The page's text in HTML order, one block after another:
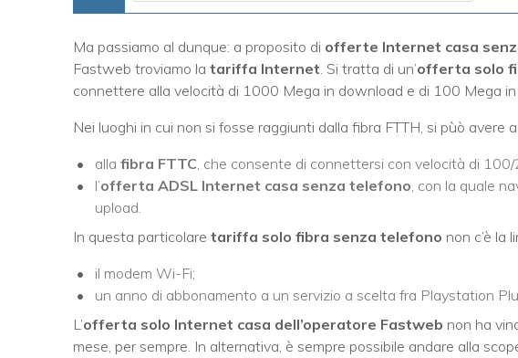
Ma passiamo al dunque: a proposito di offerte Internet casa
Fastweb troviamo la tariffa Internet. Si tratta di un’offerta solo
connettere alla velocità di 1000 Mega in download e di 100 Mega in
Nei luoghi in cui non si fosse raggiunti dalla fibra FTTH, si pùò avere
alla fibra FTTC, che consente di connettersi con velocità di
l’offerta ADSL Internet casa senza telefono, con la quale
upload.
In questa particolare tariffa solo fibra senza telefono non c’è la
il modem Wi-Fi;
un anno di abbonamento a un servizio a scelta fra Playstation
L’offerta solo Internet casa dell’operatore Fastweb non ha
mese, per sempre. In alternativa, è sempre possibile andare alla